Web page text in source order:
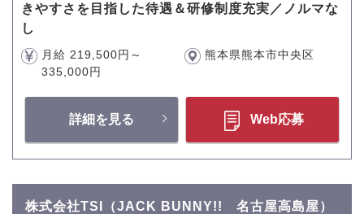
きやすさを目指した待遇＆研修制度充実／ノルマな
し
月給 219,500円～
335,000円
熊本県熊本市中央区
詳細を見る Web応募
株式会社TSI（JACK BUNNY!! 名古屋高島屋）